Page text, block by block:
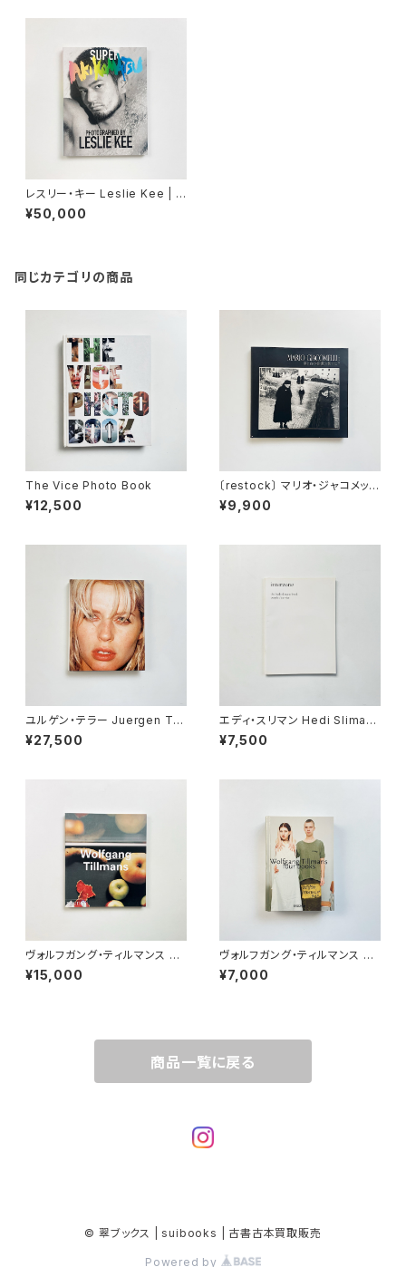
レスリー・キー Leslie Kee | S
UPER AKI KOMATSU
¥50,000
同じカテゴリの商品
The Vice Photo Book
¥12,500
〔restock〕 マリオ・ジャコメッリ
Mario Giacomelli | 黒と白の
往還の果てに <新装版>
¥9,900
ユルゲン・テラー Juergen Tel
ler | Juergen Teller
¥27,500
エディ・スリマン Hedi Sliman
e | Interzone - The Hedi Sl
imane Purple Book
¥7,500
ヴォルフガング・ティルマンス W
olfgang Tillmans（Contem
porary artists）
¥15,000
ヴォルフガング・ティルマンス W
olfgang Tillmans | four bo
oks
¥7,000
商品一覧に戻る
© 翠ブックス | suibooks | 古書古本買取販売
Powered by